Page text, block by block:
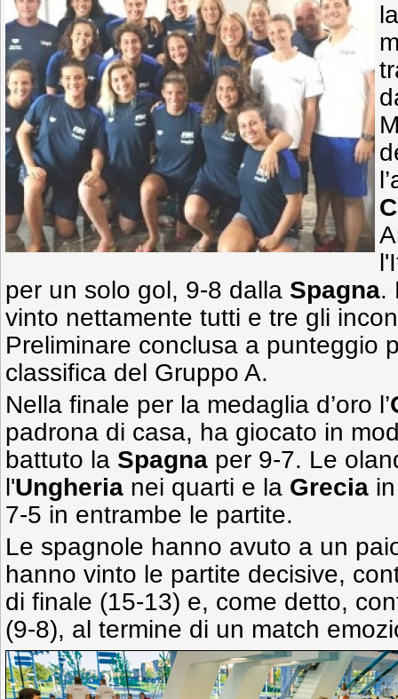
per un solo gol, 9-8 dalla Spagna.
vinto nettamente tutti e tre gli
Preliminare conclusa a punteggio
classifica del Gruppo A.
Nella finale per la medaglia d’oro l’
padrona di casa, ha giocato in
battuto la Spagna per 9-7. Le
l'Ungheria nei quarti e la Grecia
7-5 in entrambe le partite.
Le spagnole hanno avuto a un
hanno vinto le partite decisive,
di finale (15-13) e, come detto,
(9-8), al termine di un match